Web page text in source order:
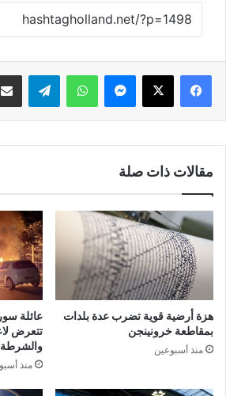
فيسبوك ‫X ماسنجر واتساب تيلقرام
مقالات ذات صلة
هزة أرضية قوية تضرب عدة بلدات
بمقاطعة خرونينجن
منذ أسبوعين
عائلة
تتعرض
منذ